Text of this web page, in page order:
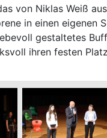
von Niklas Weiß
in einen eigenen
gestaltetes
ihren festen